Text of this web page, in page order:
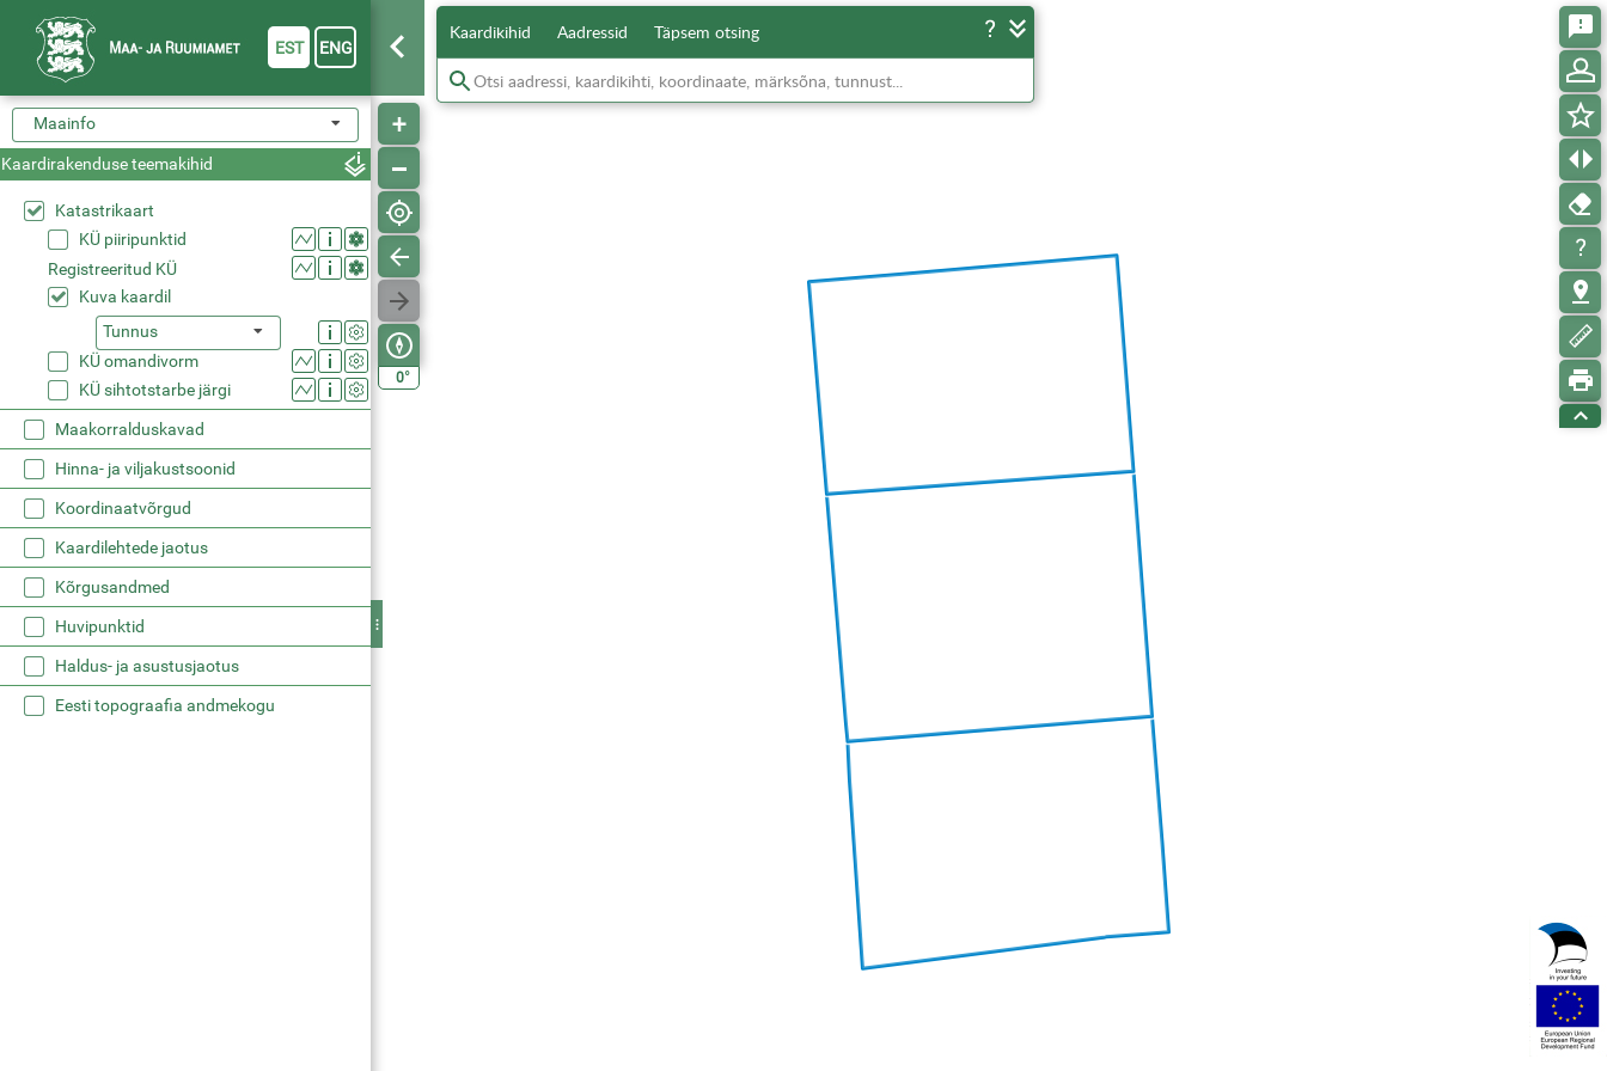
0°
Kaardikihid Aadressid Täpsem otsing
Maainfo
Kaardirakenduse teemakihid
Katastrikaart
KÜ piiripunktid
Registreeritud KÜ
Kuva kaardil
Tunnus
KÜ omandivorm
KÜ sihtotstarbe järgi
Maakorralduskavad
Hinna- ja viljakustsoonid
Koordinaatvõrgud
Kaardilehtede jaotus
Kõrgusandmed
Huvipunktid
Haldus- ja asustusjaotus
Eesti topograafia andmekogu
EST ENG